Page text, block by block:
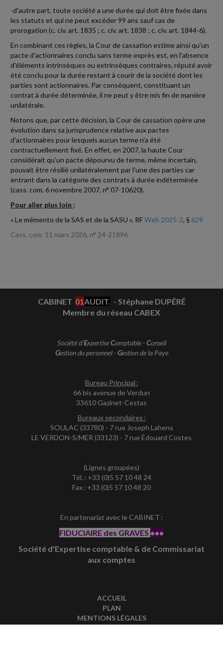
-d'autre part, toute société a une durée qui doit être fixée dans
les statuts et qui ne peut excéder 99 ans sauf cas de
prorogation (c. civ. art. 1835 ; c. civ. art. 1838 ; c. civ. art. 1844-6).
En combinant ces règles, la Cour de cassation estime ainsi qu'un
pacte d'actionnaires conclu sans terme exprès est, en l'absence
d'éléments intrinsèques ou extrinsèques contraires, réputé avoir
été conclu pour la durée restant à courir de la société dont les
parties sont actionnaires. Par conséquent, constituant un
contrat à durée déterminée, il ne peut y être mis fin de manière
unilatérale.
Notons que, par cette décision, la Cour de cassation opère une
évolution dans sa jurisprudence relative aux pactes
d'actionnaires pour lesquels aucun terme n'a été
contractuellement fixé. En effet, en 2007, la haute Cour
considérait qu'un pacte dépourvu de terme, même incertain,
pouvait être résilié unilatéralement par l'une des parties car
entrant dans la catégorie des contrats à durée indéterminée
(cass. com. 6 novembre 2007, n° 07-10620).
Pour aller plus loin :
« Le mémento de la SAS et de la SASU », RFWeb 2025-2, § 629
Cass. com. 11 mars 2026, n° 24-21896
CABINET 01 AUDIT. - Stéphane DUPÉRÉ
Membre du réseau CABEX
Société d'ExpertiseComptable -Conseil
Gestion du personnel -Gestion de la Paye
Bureau Principal :
66 bis avenue de Verdun
33610 Gazinet-Cestas
Bureaux secondaires :
SOULAC (33780) - 7 rue Joseph Lahens
LE VERDON-S/MER (33123) - 7 rue Édouard Costes
(Lignes groupées)
Tél. : +33 (0)5 57 10 48 24
Fax : +33 (0)5 57 10 48 20
En partenariat avec le CABINET :
FIDUCIAIRE des GRAVES •••
Société d'Expertise comptable & de Commissariat
aux comptes
ACCUEIL
PLAN
MENTIONS LÉGALES